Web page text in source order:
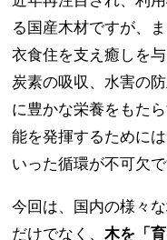
る国産木材ですが、
衣食住を支え癒しを
炭素の吸収、水害の
に豊かな栄養をもた
能を発揮するために
いった循環が不可欠で
今回は、国内の様々
だけでなく、木を「